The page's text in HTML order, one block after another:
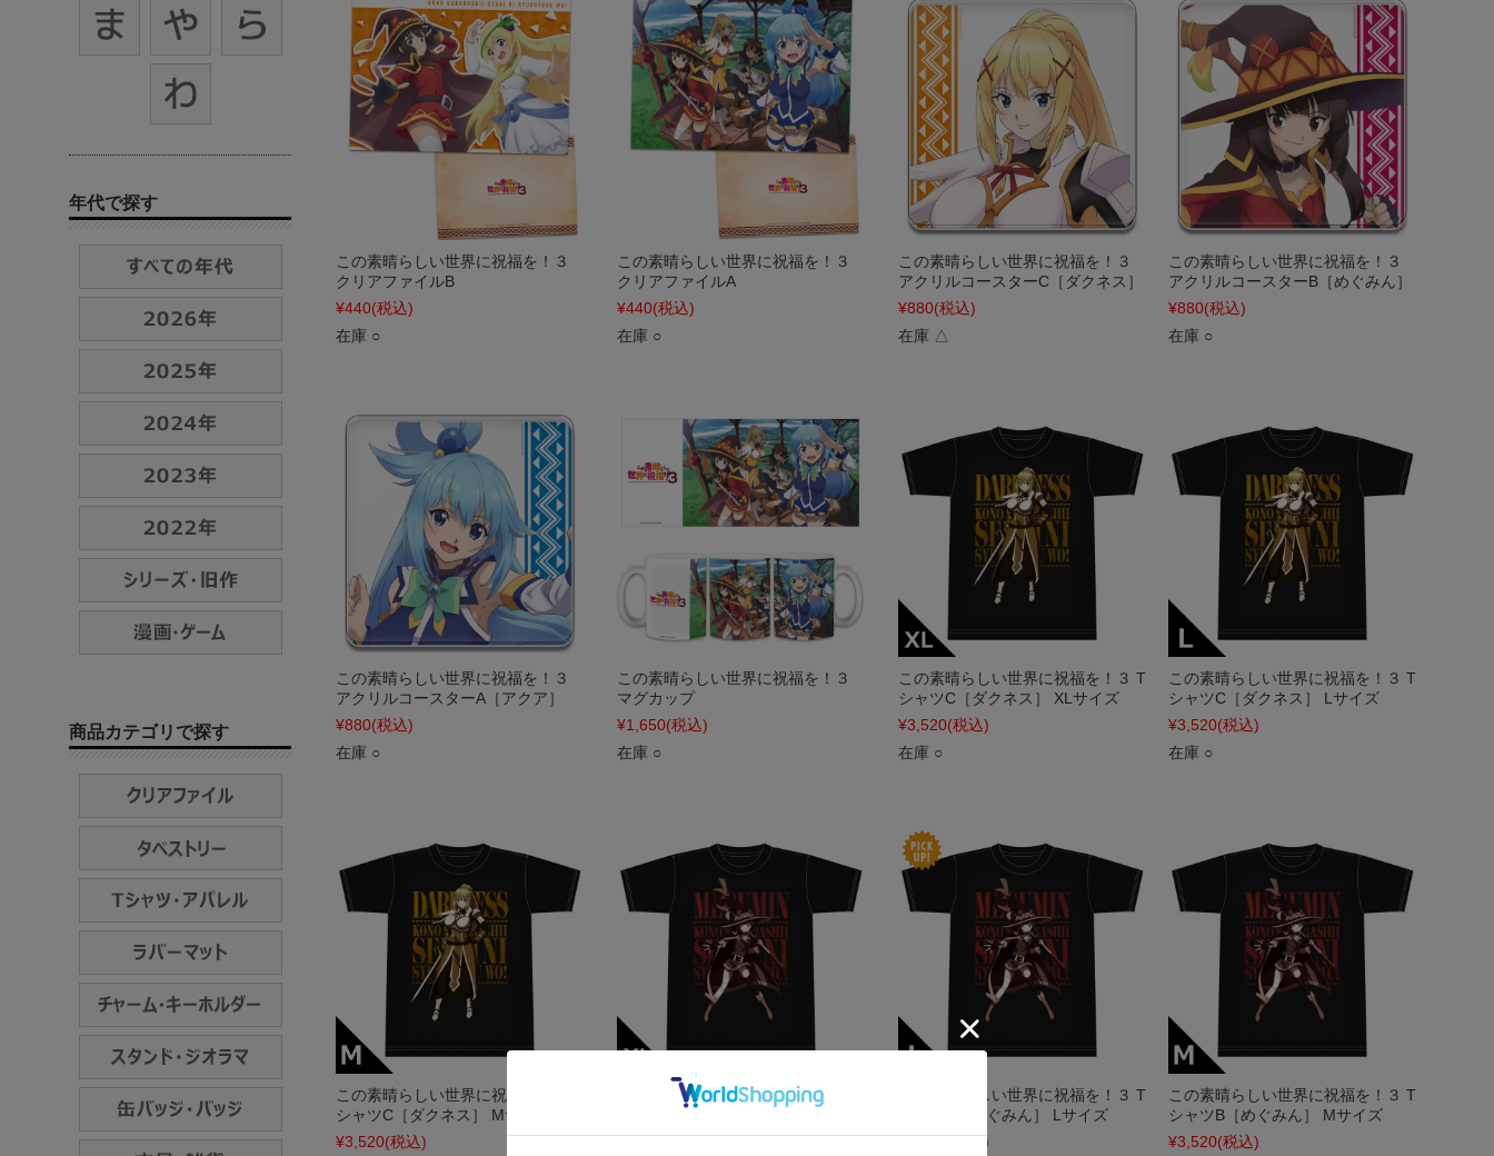
この素晴らしい世界に祝福を！３
クリアファイルB
¥440(税込)
在庫 ○
この素晴らしい世界に祝福を！３
クリアファイルA
¥440(税込)
在庫 ○
この素晴らしい世界に祝福を！３
アクリルコースターC［ダクネス］
¥880(税込)
在庫 △
この素晴らしい世界に祝福を！３
アクリルコースターB［めぐみん］
¥880(税込)
在庫 ○
この素晴らしい世界に祝福を！３
アクリルコースターA［アクア］
¥880(税込)
在庫 ○
この素晴らしい世界に祝福を！３
マグカップ
¥1,650(税込)
在庫 ○
この素晴らしい世界に祝福を！３ T
シャツC［ダクネス］ XLサイズ
¥3,520(税込)
在庫 ○
この素晴らしい世界に祝福を！３ T
シャツC［ダクネス］ Lサイズ
¥3,520(税込)
在庫 ○
この素晴らしい世界に祝福を！３ T
シャツC［ダクネス］ Mサイズ
¥3,520(税込)
この素晴らしい世界に祝福を！３ T
¥3,520(税込)
この素晴らしい世界に祝福を！３ T
シャツB［めぐみん］ Lサイズ
¥3,520(税込)
この素晴らしい世界に祝福を！３ T
シャツB［めぐみん］ Mサイズ
¥3,520(税込)
年代で探す
商品カテゴリで探す